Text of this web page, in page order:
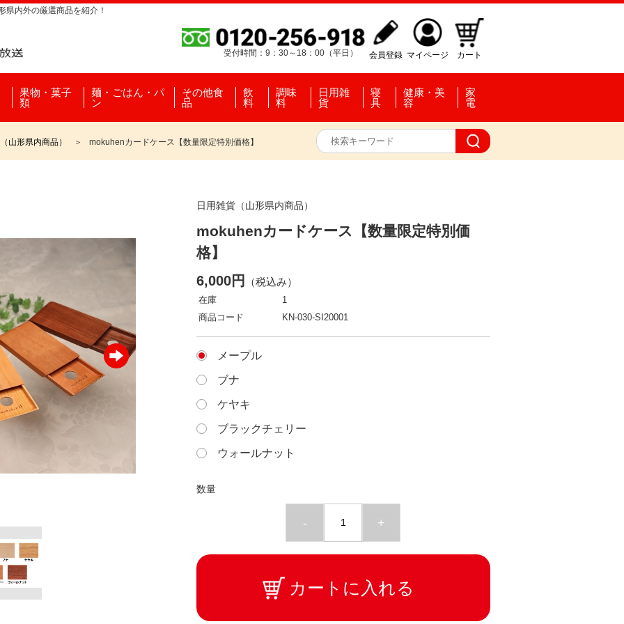
県内外の厳選商品を紹介！
受付時間：9：30～18：00（平日） 会員登録 マイページ カート
果物・菓子
類
麺・ごはん・パ
ン
その他食
品
飲
料
調味
料
日用雑
貨
寝
具
健康・美
容
家
電
山形県内商品） mokuhenカードケース【数量限定特別価格】
日用雑貨（山形県内商品）
mokuhenカードケース【数量限定特別価
格】
6,000円 （税込み）
在庫
1
商品コード
KN-030-SI20001
メープル
ブナ
ケヤキ
ブラックチェリー
ウォールナット
数量
- +
カートに入れる